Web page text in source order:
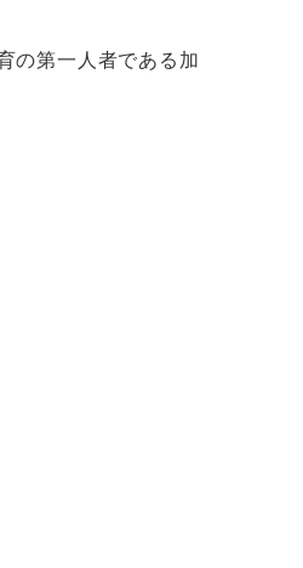
の第一人者である加